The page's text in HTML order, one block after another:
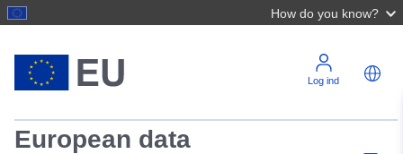
How do you know?
Log ind
European data